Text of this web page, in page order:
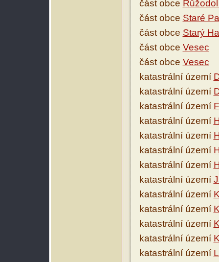
část obce
část obce Staré
část obce Starý
část obce Vesec
část obce Vesec
katastrální území
katastrální území
katastrální území
katastrální území
katastrální území
katastrální území
katastrální území
katastrální území
katastrální území
katastrální území
katastrální území
katastrální území
katastrální území